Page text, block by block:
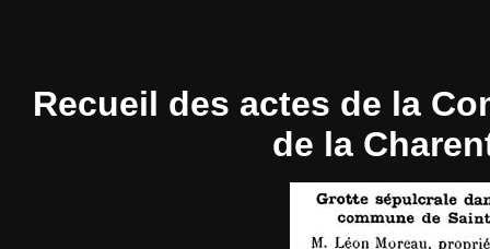
Recueil des actes de la
de la